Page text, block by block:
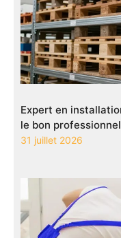
Expert en
le bon
31 juillet 2026